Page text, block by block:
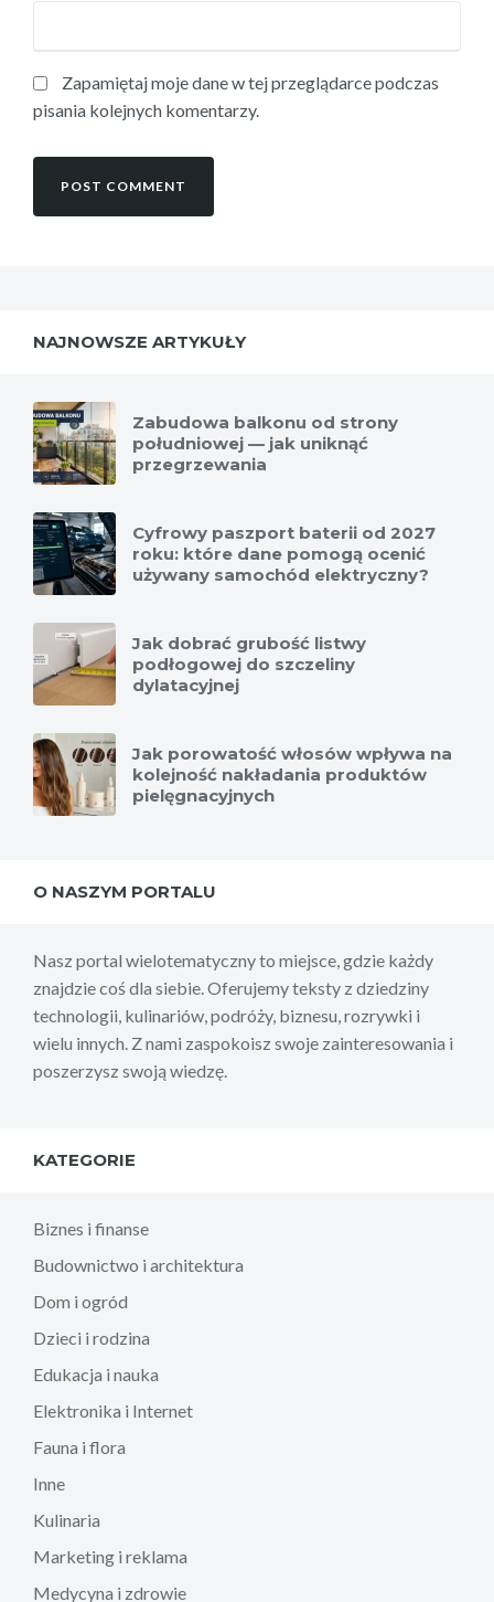
Zapamiętaj moje dane w tej przeglądarce podczas
pisania kolejnych komentarzy.
NAJNOWSZE ARTYKUŁY
Zabudowa balkonu od strony
południowej — jak uniknąć
przegrzewania
Cyfrowy paszport baterii od 2027
roku: które dane pomogą ocenić
używany samochód elektryczny?
Jak dobrać grubość listwy
podłogowej do szczeliny
dylatacyjnej
Jak porowatość włosów wpływa na
kolejność nakładania produktów
pielęgnacyjnych
O NASZYM PORTALU
Nasz portal wielotematyczny to miejsce, gdzie każdy
znajdzie coś dla siebie. Oferujemy teksty z dziedziny
technologii, kulinariów, podróży, biznesu, rozrywki i
wielu innych. Z nami zaspokoisz swoje zainteresowania i
poszerzysz swoją wiedzę.
KATEGORIE
Biznes i finanse
Budownictwo i architektura
Dom i ogród
Dzieci i rodzina
Edukacja i nauka
Elektronika i Internet
Fauna i flora
Inne
Kulinaria
Marketing i reklama
Medycyna i zdrowie